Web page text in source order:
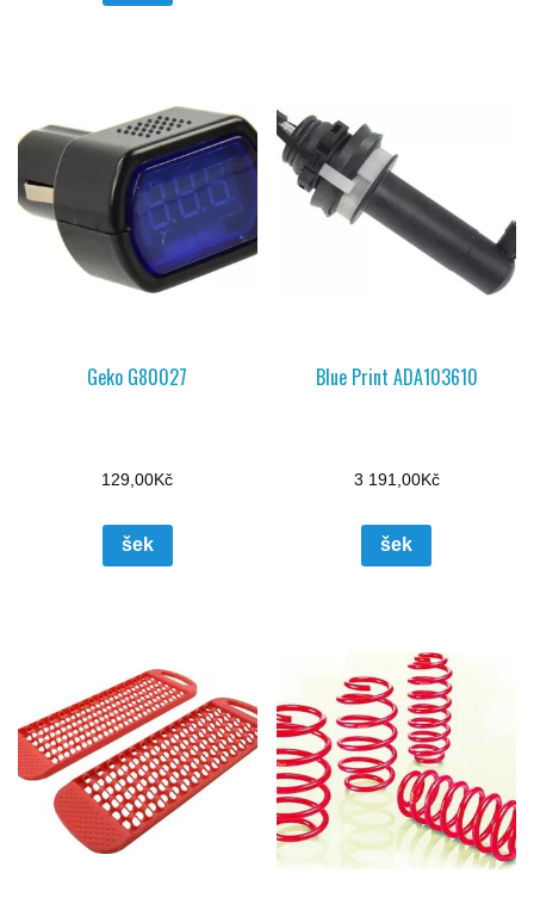
Geko G80027
129,00Kč
šek
Blue Print ADA103610
3 191,00Kč
šek